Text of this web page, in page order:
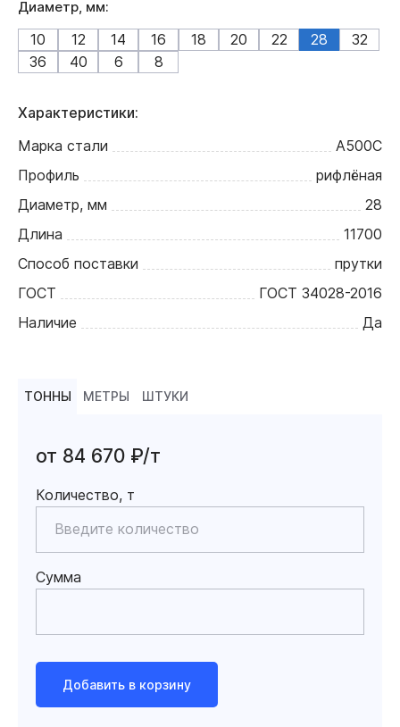
Диаметр, мм:
10 12 14 16 18 20 22 28
32
36
40 6 8
Характеристики:
Марка стали
А500С
Профиль
рифлёная
Диаметр, мм
28
Длина
11700
Способ поставки
прутки
ГОСТ
ГОСТ 34028-2016
Наличие
Да
ТОННЫ МЕТРЫ ШТУКИ
от 84 670 ₽/т
Количество, т
Сумма
Добавить в корзину